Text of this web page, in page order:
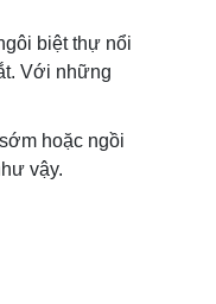
biệt thự nổi
Với những
hoặc ngồi
vậy.